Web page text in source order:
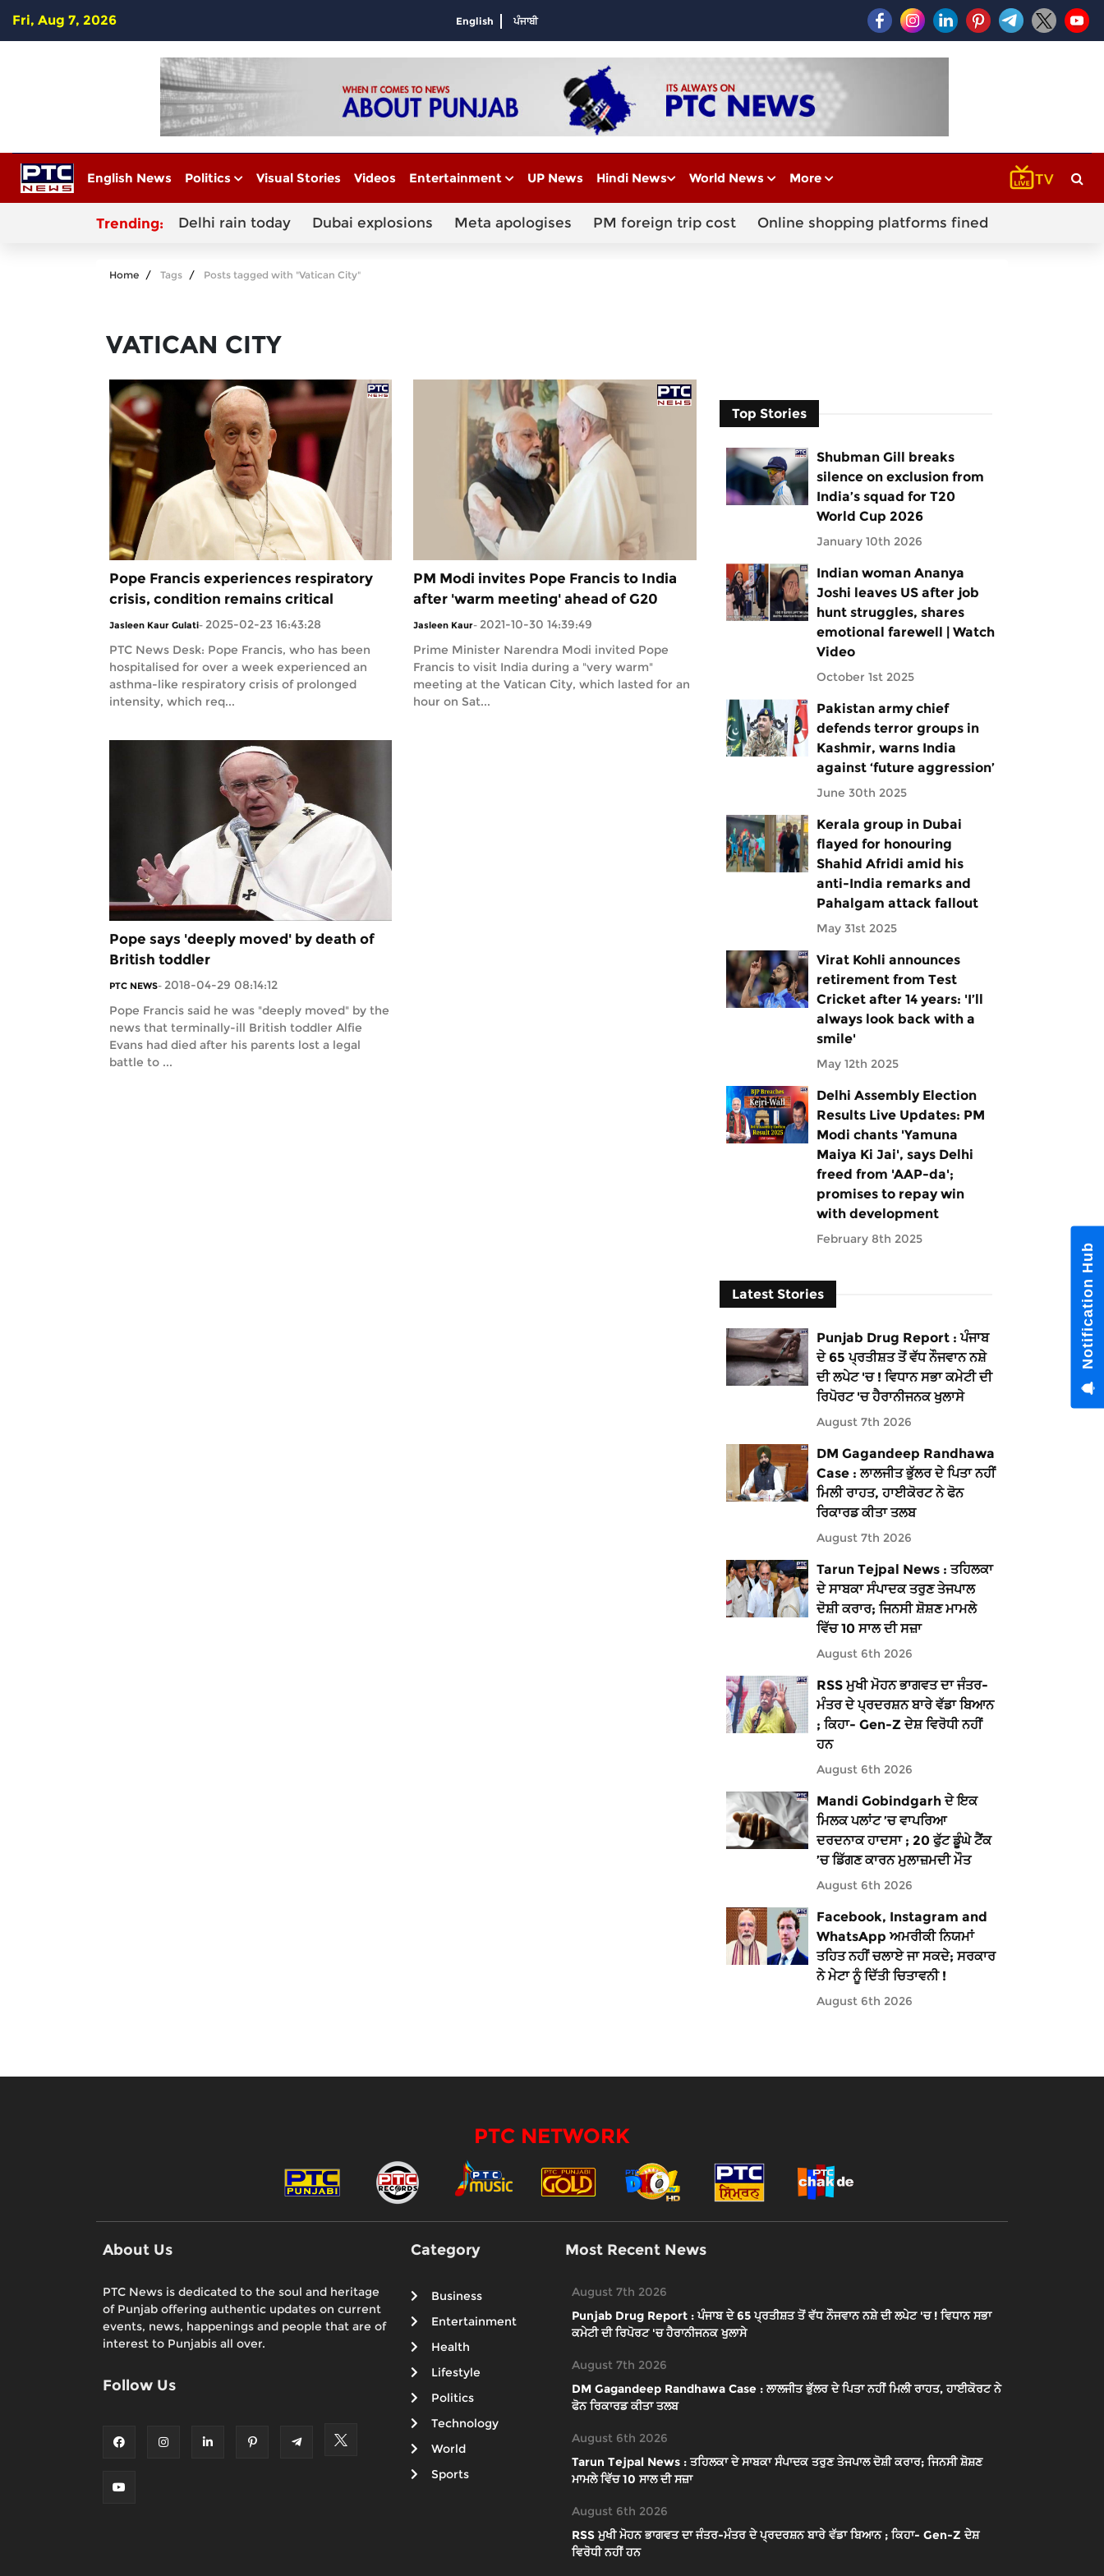
Fri, Aug 7, 2026 English ਪੰਜਾਬੀ
English News Politics Visual Stories Videos Entertainment UP News Hindi News World News More
Trending: Delhi rain today Dubai explosions Meta apologises PM foreign trip cost Online shopping platforms fined
Home Tags Posts tagged with "Vatican City"
VATICAN CITY
Pope Francis experiences respiratory
crisis, condition remains critical
Jasleen Kaur Gulati- 2025-02-23 16:43:28
PTC News Desk: Pope Francis, who has been
hospitalised for over a week experienced an
asthma-like respiratory crisis of prolonged
intensity, which req...
PM Modi invites Pope Francis to India
after 'warm meeting' ahead of G20
Jasleen Kaur- 2021-10-30 14:39:49
Prime Minister Narendra Modi invited Pope
Francis to visit India during a "very warm"
meeting at the Vatican City, which lasted for an
hour on Sat...
Pope says 'deeply moved' by death of
British toddler
PTC NEWS- 2018-04-29 08:14:12
Pope Francis said he was "deeply moved" by the
news that terminally-ill British toddler Alfie
Evans had died after his parents lost a legal
battle to ...
Top Stories
Shubman Gill breaks
silence on exclusion from
India’s squad for T20
World Cup 2026
January 10th 2026
Indian woman Ananya
Joshi leaves US after job
hunt struggles, shares
emotional farewell | Watch
Video
October 1st 2025
Pakistan army chief
defends terror groups in
Kashmir, warns India
against ‘future aggression’
June 30th 2025
Kerala group in Dubai
flayed for honouring
Shahid Afridi amid his
anti-India remarks and
Pahalgam attack fallout
May 31st 2025
Virat Kohli announces
retirement from Test
Cricket after 14 years: 'I’ll
always look back with a
smile'
May 12th 2025
Delhi Assembly Election
Results Live Updates: PM
Modi chants 'Yamuna
Maiya Ki Jai', says Delhi
freed from 'AAP-da';
promises to repay win
with development
February 8th 2025
Latest Stories
Punjab Drug Report : ਪੰਜਾਬ
ਦੇ 65 ਪ੍ਰਤੀਸ਼ਤ ਤੋਂ ਵੱਧ ਨੌਜਵਾਨ ਨਸ਼ੇ
ਦੀ ਲਪੇਟ 'ਚ ! ਵਿਧਾਨ ਸਭਾ ਕਮੇਟੀ ਦੀ
ਰਿਪੋਰਟ 'ਚ ਹੈਰਾਨੀਜਨਕ ਖੁਲਾਸੇ
August 7th 2026
DM Gagandeep Randhawa
Case : ਲਾਲਜੀਤ ਭੁੱਲਰ ਦੇ ਪਿਤਾ ਨਹੀਂ
ਮਿਲੀ ਰਾਹਤ, ਹਾਈਕੋਰਟ ਨੇ ਫੋਨ
ਰਿਕਾਰਡ ਕੀਤਾ ਤਲਬ
August 7th 2026
Tarun Tejpal News : ਤਹਿਲਕਾ
ਦੇ ਸਾਬਕਾ ਸੰਪਾਦਕ ਤਰੁਣ ਤੇਜਪਾਲ
ਦੋਸ਼ੀ ਕਰਾਰ; ਜਿਨਸੀ ਸ਼ੋਸ਼ਣ ਮਾਮਲੇ
ਵਿੱਚ 10 ਸਾਲ ਦੀ ਸਜ਼ਾ
August 6th 2026
RSS ਮੁਖੀ ਮੋਹਨ ਭਾਗਵਤ ਦਾ ਜੰਤਰ-
ਮੰਤਰ ਦੇ ਪ੍ਰਦਰਸ਼ਨ ਬਾਰੇ ਵੱਡਾ ਬਿਆਨ
; ਕਿਹਾ- Gen-Z ਦੇਸ਼ ਵਿਰੋਧੀ ਨਹੀਂ
ਹਨ
August 6th 2026
Mandi Gobindgarh ਦੇ ਇਕ
ਮਿਲਕ ਪਲਾਂਟ ’ਚ ਵਾਪਰਿਆ
ਦਰਦਨਾਕ ਹਾਦਸਾ ; 20 ਫੁੱਟ ਡੂੰਘੇ ਟੈਂਕ
’ਚ ਡਿੱਗਣ ਕਾਰਨ ਮੁਲਾਜ਼ਮਦੀ ਮੌਤ
August 6th 2026
Facebook, Instagram and
WhatsApp ਅਮਰੀਕੀ ਨਿਯਮਾਂ
ਤਹਿਤ ਨਹੀਂ ਚਲਾਏ ਜਾ ਸਕਦੇ; ਸਰਕਾਰ
ਨੇ ਮੇਟਾ ਨੂੰ ਦਿੱਤੀ ਚਿਤਾਵਨੀ !
August 6th 2026
PTC NETWORK
About Us
PTC News is dedicated to the soul and heritage
of Punjab offering authentic updates on current
events, news, happenings and people that are of
interest to Punjabis all over.
Follow Us
Category
Business
Entertainment
Health
Lifestyle
Politics
Technology
World
Sports
Most Recent News
August 7th 2026
Punjab Drug Report : ਪੰਜਾਬ ਦੇ 65 ਪ੍ਰਤੀਸ਼ਤ ਤੋਂ ਵੱਧ ਨੌਜਵਾਨ ਨਸ਼ੇ ਦੀ ਲਪੇਟ 'ਚ ! ਵਿਧਾਨ ਸਭਾ
ਕਮੇਟੀ ਦੀ ਰਿਪੋਰਟ 'ਚ ਹੈਰਾਨੀਜਨਕ ਖੁਲਾਸੇ
August 7th 2026
DM Gagandeep Randhawa Case : ਲਾਲਜੀਤ ਭੁੱਲਰ ਦੇ ਪਿਤਾ ਨਹੀਂ ਮਿਲੀ ਰਾਹਤ, ਹਾਈਕੋਰਟ ਨੇ
ਫੋਨ ਰਿਕਾਰਡ ਕੀਤਾ ਤਲਬ
August 6th 2026
Tarun Tejpal News : ਤਹਿਲਕਾ ਦੇ ਸਾਬਕਾ ਸੰਪਾਦਕ ਤਰੁਣ ਤੇਜਪਾਲ ਦੋਸ਼ੀ ਕਰਾਰ; ਜਿਨਸੀ ਸ਼ੋਸ਼ਣ
ਮਾਮਲੇ ਵਿੱਚ 10 ਸਾਲ ਦੀ ਸਜ਼ਾ
August 6th 2026
RSS ਮੁਖੀ ਮੋਹਨ ਭਾਗਵਤ ਦਾ ਜੰਤਰ-ਮੰਤਰ ਦੇ ਪ੍ਰਦਰਸ਼ਨ ਬਾਰੇ ਵੱਡਾ ਬਿਆਨ ; ਕਿਹਾ- Gen-Z ਦੇਸ਼
ਵਿਰੋਧੀ ਨਹੀਂ ਹਨ
Notification Hub